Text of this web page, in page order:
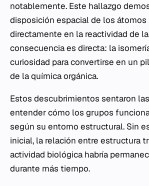
notablemente. Este hallazgo
disposición espacial de los átomos
directamente en la reactividad de
consecuencia es directa: la
curiosidad para convertirse en un
de la química orgánica.
Estos descubrimientos sentaron
entender cómo los grupos
según su entorno estructural. Sin
inicial, la relación entre estructura
actividad biológica habría
durante más tiempo.